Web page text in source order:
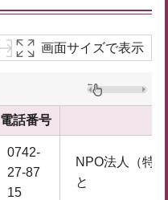
画面サイズで表示
電話番号
0742-
27-87
15
NPO法人（特
と